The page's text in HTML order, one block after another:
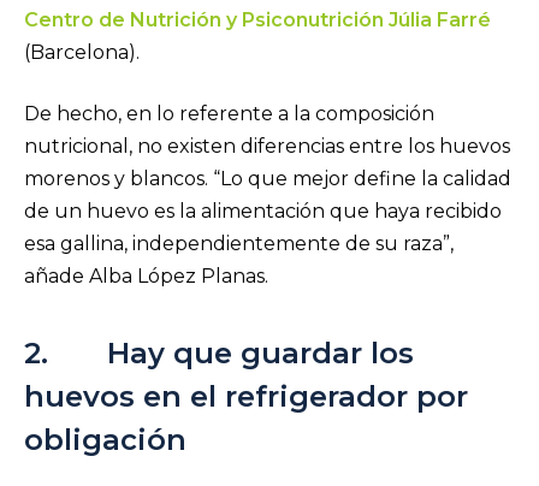
Centro de Nutrición y Psiconutrición Júlia Farré
(Barcelona).
De hecho, en lo referente a la composición
nutricional, no existen diferencias entre los huevos
morenos y blancos. “Lo que mejor define la calidad
de un huevo es la alimentación que haya recibido
esa gallina, independientemente de su raza”,
añade Alba López Planas.
2. Hay que guardar los
huevos en el refrigerador por
obligación